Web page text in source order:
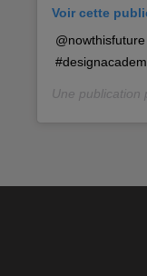
Voir cette
Une publication